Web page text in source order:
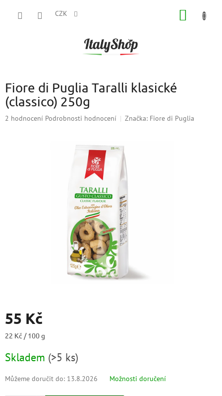
CZK
Fiore di Puglia Taralli klasické
(classico) 250g
Průměrné
2 hodnocení Podrobnosti hodnocení Značka: Fiore di Puglia
55 Kč
Měrná
22 Kč / 100 g
Skladem (>5 ks)
Můžeme doručit do: 13.8.2026 Možnosti doručení